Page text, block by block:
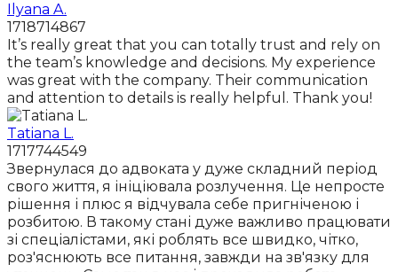
Ilyana A.
1718714867
It’s really great that you can totally trust and rely on
the team’s knowledge and decisions. My experience
was great with the company. Their communication
and attention to details is really helpful. Thank you!
Tatiana L.
1717744549
Звернулася до адвоката у дуже складний період
свого життя, я ініціювала розлучення. Це непросте
рішення і плюс я відчувала себе пригніченою і
розбитою. В такому стані дуже важливо працювати
зі спеціалістами, які роблять все швидко, чітко,
роз'яснюють все питання, завжди на зв'язку для